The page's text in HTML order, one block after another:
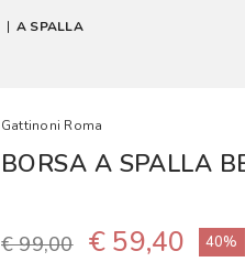
| A SPALLA
Gattinoni Roma
BORSA A SPALLA
€ 99,00 € 59,40 40%